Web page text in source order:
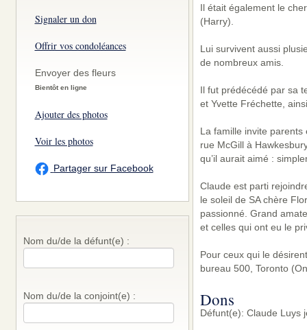
Signaler un don
Offrir vos condoléances
Envoyer des fleurs
Bientôt en ligne
Ajouter des photos
Voir les photos
Partager sur Facebook
Nom du/de la défunt(e) :
Nom du/de la conjoint(e) :
Il était également le
(Harry).
Lui survivent aussi
de nombreux amis.
Il fut prédécédé par sa
et Yvette Fréchette,
La famille invite
rue McGill à
qu’il aurait aimé :
Claude est parti
le soleil de SA chère
passionné. Grand
et celles qui ont eu le
Pour ceux qui le
bureau 500, Toronto
Dons
Défunt(e): Claude Luys